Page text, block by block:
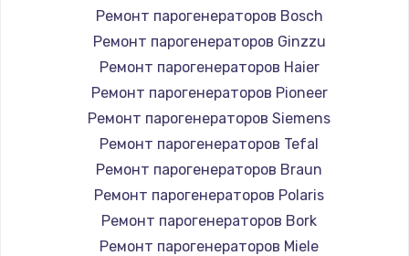
Ремонт парогенераторов Bosch
Ремонт парогенераторов Ginzzu
Ремонт парогенераторов Haier
Ремонт парогенераторов Pioneer
Ремонт парогенераторов Siemens
Ремонт парогенераторов Tefal
Ремонт парогенераторов Braun
Ремонт парогенераторов Polaris
Ремонт парогенераторов Bork
Ремонт парогенераторов Miele